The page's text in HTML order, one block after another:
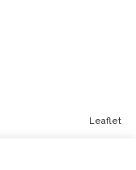
Leaflet